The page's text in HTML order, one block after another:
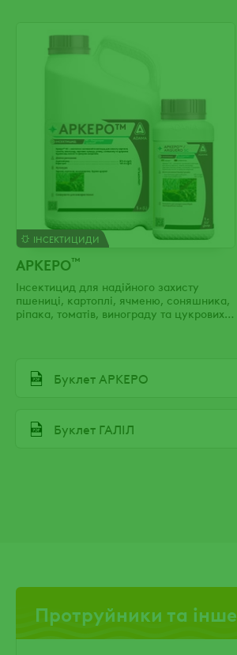
ІНСЕКТИЦИДИ
АРКЕРО™
Інсектицид для надійного захисту
пшениці, картоплі, ячменю, соняшника,
ріпака, томатів, винограду та цукрових
File
Буклет АРКЕРО
File
Буклет ГАЛІЛ
Протруйники та інше